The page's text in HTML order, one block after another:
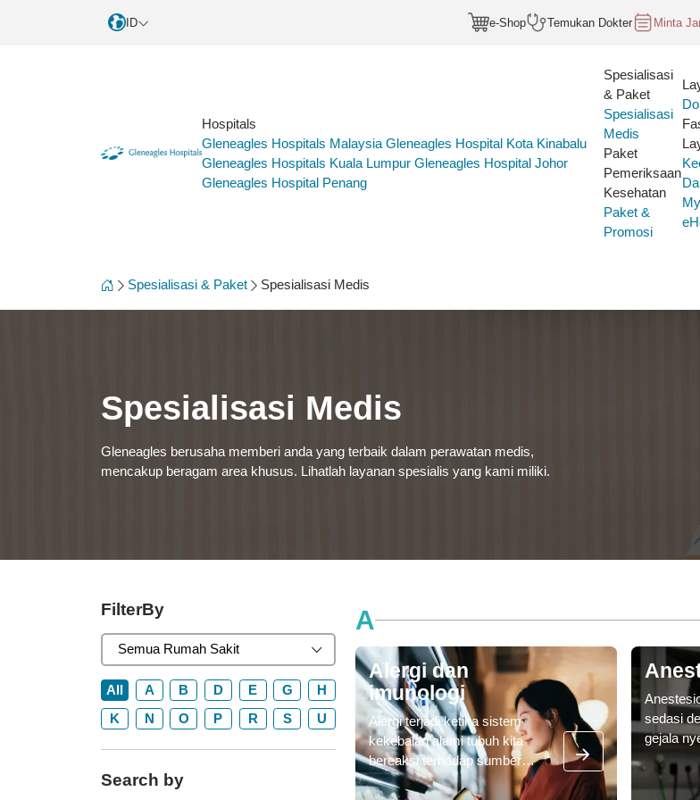
ID e-Shop Temukan Dokter Minta
Hospitals
Gleneagles Hospitals Malaysia Gleneagles Hospital Kota Kinabalu
Gleneagles Hospitals Kuala Lumpur Gleneagles Hospital Johor
Gleneagles Hospital Penang
Spesialisasi
& Paket
Spesialisasi
Medis
Paket
Pemeriksaan
Kesehatan
Paket &
Promosi
Spesialisasi & Paket Spesialisasi Medis
Spesialisasi Medis
Gleneagles berusaha memberi anda yang terbaik dalam perawatan medis,
mencakup beragam area khusus. Lihatlah layanan spesialis yang kami miliki.
FilterBy
Semua Rumah Sakit
All A B D E G
H
K
N O P R S U
Search by
A
Alergi dan
imunologi
Alergi terjadi ketika sistem
kekebalan alami tubuh kita
bereaksi terhadap sumber
eksternal yang tidak tahan, dan
sedasi
gejala
yang
obat-